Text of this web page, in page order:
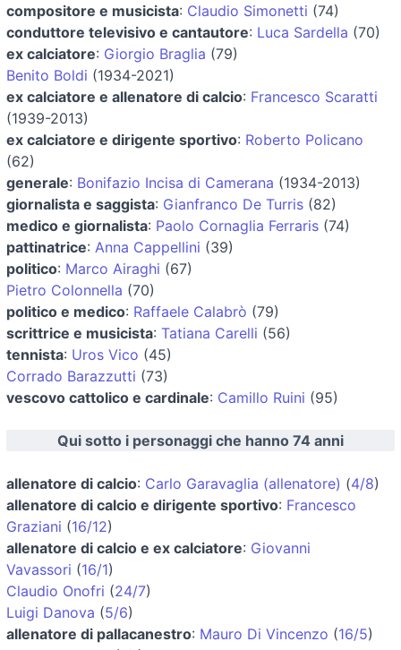
compositore e musicista: Claudio Simonetti (74)
conduttore televisivo e cantautore: Luca Sardella (70)
ex calciatore: Giorgio Braglia (79)
Benito Boldi (1934-2021)
ex calciatore e allenatore di calcio: Francesco Scaratti
(1939-2013)
ex calciatore e dirigente sportivo: Roberto Policano
(62)
generale: Bonifazio Incisa di Camerana (1934-2013)
giornalista e saggista: Gianfranco De Turris (82)
medico e giornalista: Paolo Cornaglia Ferraris (74)
pattinatrice: Anna Cappellini (39)
politico: Marco Airaghi (67)
Pietro Colonnella (70)
politico e medico: Raffaele Calabrò (79)
scrittrice e musicista: Tatiana Carelli (56)
tennista: Uros Vico (45)
Corrado Barazzutti (73)
vescovo cattolico e cardinale: Camillo Ruini (95)
Qui sotto i personaggi che hanno 74 anni
allenatore di calcio: Carlo Garavaglia (allenatore) (4/8)
allenatore di calcio e dirigente sportivo: Francesco
Graziani (16/12)
allenatore di calcio e ex calciatore: Giovanni
Vavassori (16/1)
Claudio Onofri (24/7)
Luigi Danova (5/6)
allenatore di pallacanestro: Mauro Di Vincenzo (16/5)